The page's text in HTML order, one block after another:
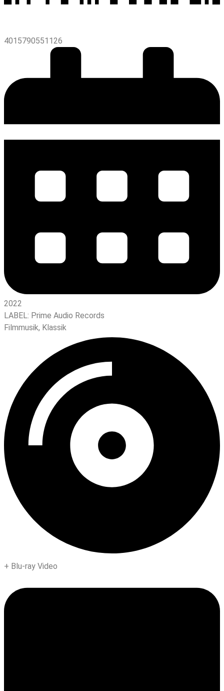
4015790551126
2022
LABEL: Prime Audio Records
Filmmusik, Klassik
+ Blu-ray Video